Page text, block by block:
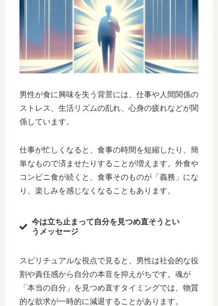
男性が食に興味を失う背景には、仕事や人間関係の
ストレス、生活リズムの乱れ、心身の疲れなどが関
係しています。
仕事が忙しくなると、食事の時間を短縮したり、簡
単なもので済ませたりすることが増えます。外食や
コンビニ食が続くと、食事そのものが「義務」にな
り、楽しみを感じなくなることもあります。
今は立ち止まって自分を見つめ直そうとい
うメッセージ
スピリチュアルな視点で見ると、男性は社会的な役
割や責任感から自分の本音を抑えがちです。魂が
「本当の自分」を見つめ直すタイミングでは、物質
的な欲求が一時的に減退することがあります。